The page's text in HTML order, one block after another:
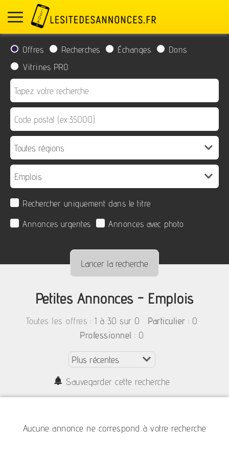
Offres Recherches Échanges
Dons
Vitrines PRO
Rechercher uniquement dans le titre
Annonces urgentes
Annonces avec photo
Petites Annonces - Emplois
Toutes les offres : 1 à 30 sur 0 Particulier : 0
Professionnel : 0
Sauvegarder cette recherche
Aucune annonce ne correspond à votre recherche